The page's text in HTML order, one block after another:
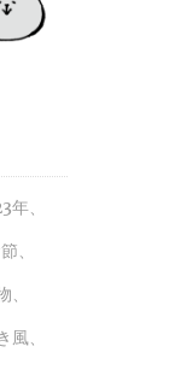
年、
、
、
風、